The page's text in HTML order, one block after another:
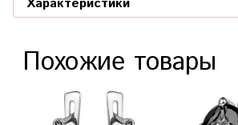
Характеристики
Похожие товары